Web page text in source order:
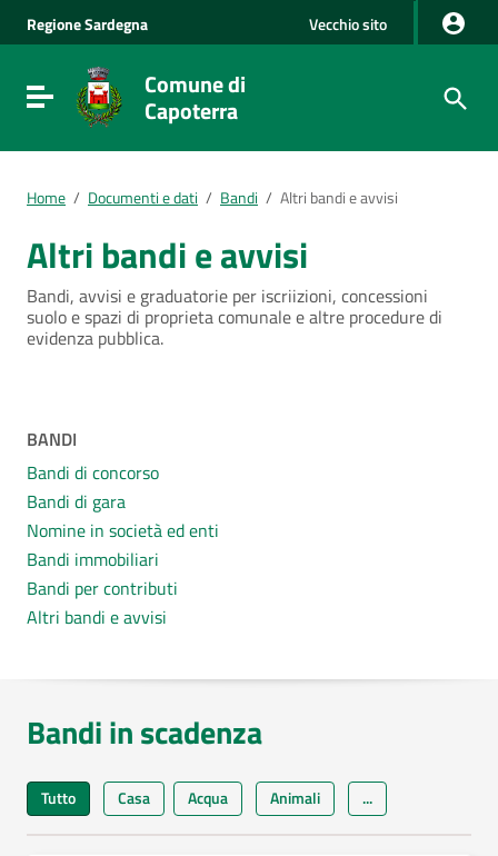
Vai alla navigazione del sito
Vai al Footer
RegioneSardegna Vecchio sito
Visualizza/nascondi menu di navigazione
Comune di
Capoterra
Home / Documenti e dati / Bandi / Altri bandi e avvisi
Altri bandi e avvisi
Bandi, avvisi e graduatorie per iscriizioni, concessioni
suolo e spazi di proprieta comunale e altre procedure di
evidenza pubblica.
Menu
BANDI
Bandi di concorso
Bandi di gara
Nomine in società ed enti
Bandi immobiliari
Bandi per contributi
Altri bandi e avvisi
Bandi in scadenza
Tutto Casa Acqua Animali ...